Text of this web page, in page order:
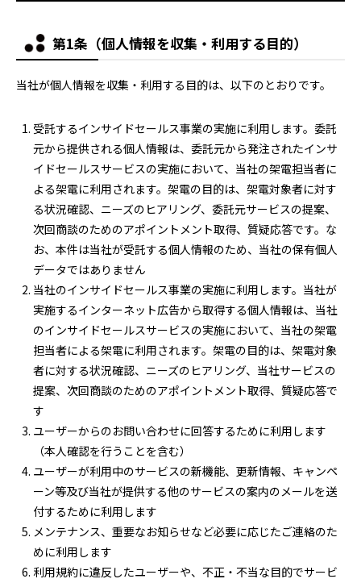
第1条（個人情報を収集・利用する目的）
当社が個人情報を収集・利用する目的は、以下のとおりです。
受託するインサイドセールス事業の実施に利用します。委託
元から提供される個人情報は、委託元から発注されたインサ
イドセールスサービスの実施において、当社の架電担当者に
よる架電に利用されます。架電の目的は、架電対象者に対す
る状況確認、ニーズのヒアリング、委託元サービスの提案、
次回商談のためのアポイントメント取得、質疑応答です。な
お、本件は当社が受託する個人情報のため、当社の保有個人
データではありません
当社のインサイドセールス事業の実施に利用します。当社が
実施するインターネット広告から取得する個人情報は、当社
のインサイドセールスサービスの実施において、当社の架電
担当者による架電に利用されます。架電の目的は、架電対象
者に対する状況確認、ニーズのヒアリング、当社サービスの
提案、次回商談のためのアポイントメント取得、質疑応答で
す
ユーザーからのお問い合わせに回答するために利用します
（本人確認を行うことを含む）
ユーザーが利用中のサービスの新機能、更新情報、キャンペ
ーン等及び当社が提供する他のサービスの案内のメールを送
付するために利用します
メンテナンス、重要なお知らせなど必要に応じたご連絡のた
めに利用します
利用規約に違反したユーザーや、不正・不当な目的でサービ